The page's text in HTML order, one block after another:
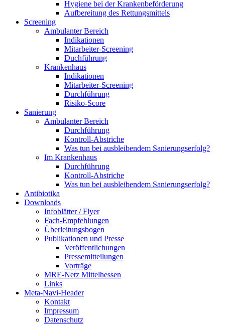
Hygiene bei der Krankenbeförderung
Aufbereitung des Rettungsmittels
Screening
Ambulanter Bereich
Indikationen
Mitarbeiter-Screening
Duchführung
Krankenhaus
Indikationen
Mitarbeiter-Screening
Durchführung
Risiko-Score
Sanierung
Ambulanter Bereich
Durchführung
Kontroll-Abstriche
Was tun bei ausbleibendem Sanierungserfolg?
Im Krankenhaus
Durchführung
Kontroll-Abstriche
Was tun bei ausbleibendem Sanierungserfolg?
Antibiotika
Downloads
Infoblätter / Flyer
Fach-Empfehlungen
Überleitungsbogen
Publikationen und Presse
Veröffentlichungen
Pressemitteilungen
Vorträge
MRE-Netz Mittelhessen
Links
Meta-Navi-Header
Kontakt
Impressum
Datenschutz